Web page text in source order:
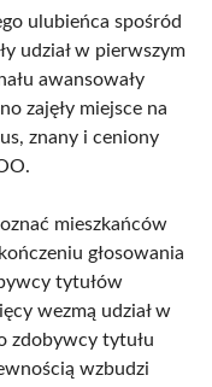
ulubieńca spośród
udział w pierwszym
awansowały
zajęły miejsce na
znany i ceniony
mieszkańców
głosowania
tytułów
wezmą udział w
zdobywcy tytułu
wzbudzi